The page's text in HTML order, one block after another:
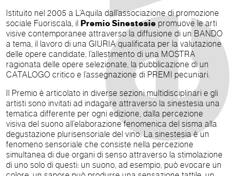
Istituito nel 2005 a L’Aquila dall’associazione di promozione
sociale Fuoriscala, il Premio Sinestesie promuove le arti
visive contemporanee attraverso la diffusione di un BANDO
a tema, il lavoro di una GIURIA qualificata per la valutazione
delle opere candidate, l’allestimento di una MOSTRA
ragionata delle opere selezionate, la pubblicazione di un
CATALOGO critico e l’assegnazione di PREMI pecuniari.
Il Premio è articolato in diverse sezioni multidisciplinari e gli
artisti sono invitati ad indagare attraverso la sinestesia una
tematica differente per ogni edizione, dalla percezione
visiva del suono all’elaborazione fenomenica del sisma alla
degustazione plurisensoriale del vino. La sinestesia è un
fenomeno sensoriale che consiste nella percezione
simultanea di due organi di senso attraverso la stimolazione
di uno solo di questi: un suono, ad esempio, può evocare un